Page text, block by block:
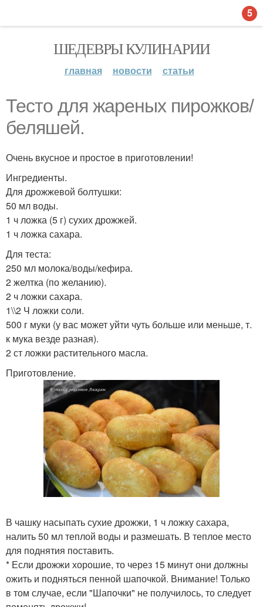
ШЕДЕВРЫ КУЛИНАРИИ
главная новости статьи
Тесто для жареных пирожков/
беляшей.
Очень вкусное и простое в приготовлении!
Ингредиенты.
Для дрожжевой болтушки:
50 мл воды.
1 ч ложка (5 г) сухих дрожжей.
1 ч ложка сахара.
Для теста:
250 мл молока/воды/кефира.
2 желтка (по желанию).
2 ч ложки сахара.
1\\2 Ч ложки соли.
500 г муки (у вас может уйти чуть больше или меньше, т.
к мука везде разная).
2 ст ложки растительного масла.
Приготовление.
В чашку насыпать сухие дрожжи, 1 ч ложку сахара,
налить 50 мл теплой воды и размешать. В теплое место
для поднятия поставить.
* Если дрожжи хорошие, то через 15 минут они должны
ожить и подняться пенной шапочкой. Внимание! Только
в том случае, если "Шапочки" не получилось, то следует
5